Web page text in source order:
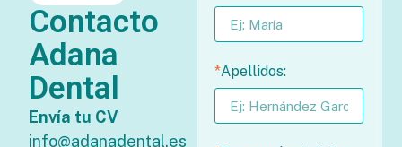
Contacto
Adana
Dental
Envía tu CV
info@adanadental.es
*Apellidos: